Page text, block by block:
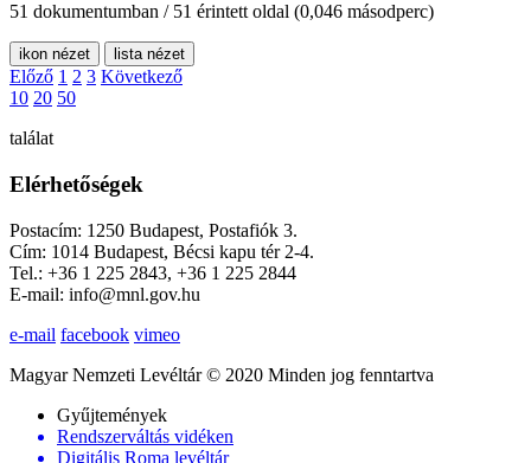
51 dokumentumban / 51 érintett oldal (0,046 másodperc)
ikon nézet lista nézet
Előző 1 2 3 Következő
10 20 50
találat
Elérhetőségek
Postacím: 1250 Budapest, Postafiók 3.
Cím: 1014 Budapest, Bécsi kapu tér 2-4.
Tel.: +36 1 225 2843, +36 1 225 2844
E-mail: info@mnl.gov.hu
e-mail facebook vimeo
Magyar Nemzeti Levéltár © 2020 Minden jog fenntartva
Gyűjtemények
Rendszerváltás vidéken
Digitális Roma levéltár